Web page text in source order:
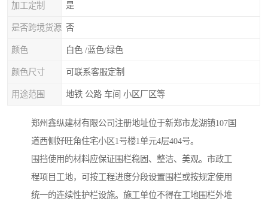
加工定制 是
是否跨境货源 否
颜色 白色 /蓝色/绿色
颜色尺寸 可联系客服定制
用途范围 地铁 公路 车间 小区厂区等
郑州鑫纵建材有限公司注册地址位于新郑市龙湖镇107国
道西侧好旺角住宅小区1号楼1单元4层404号。
围挡使用的材料应保证围栏稳固、整洁、美观。市政工
程项目工地，可按工程进度分段设置围栏或按规定使用
统一的连续性护栏设施。施工单位不得在工地围栏外堆